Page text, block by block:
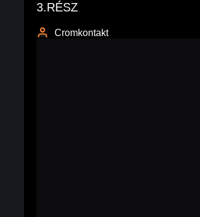
3.RÉSZ
Cromkontakt